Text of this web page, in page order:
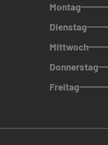
Montag
Dienstag
Mittwoch
Donnerstag
Freitag